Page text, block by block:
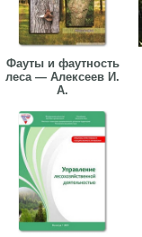
Фауты и фаутность
леса — Алексеев И.
А.